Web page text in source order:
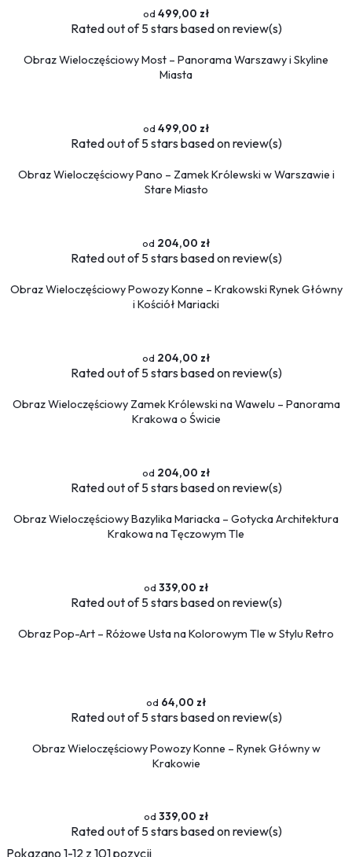
499,00 zł
Ratedout of 5 stars based onreview(s)
Obraz Wieloczęściowy Most – Panorama Warszawy i Skyline
Miasta
499,00 zł
Ratedout of 5 stars based onreview(s)
Obraz Wieloczęściowy Pano – Zamek Królewski w Warszawie i
Stare Miasto
204,00 zł
Ratedout of 5 stars based onreview(s)
Obraz Wieloczęściowy Powozy Konne – Krakowski Rynek Główny
i Kościół Mariacki
204,00 zł
Ratedout of 5 stars based onreview(s)
Obraz Wieloczęściowy Zamek Królewski na Wawelu – Panorama
Krakowa o Świcie
204,00 zł
Ratedout of 5 stars based onreview(s)
Obraz Wieloczęściowy Bazylika Mariacka – Gotycka Architektura
Krakowa na Tęczowym Tle
339,00 zł
Ratedout of 5 stars based onreview(s)
Obraz Pop-Art – Różowe Usta na Kolorowym Tle w Stylu Retro
64,00 zł
Ratedout of 5 stars based onreview(s)
Obraz Wieloczęściowy Powozy Konne – Rynek Główny w
Krakowie
339,00 zł
Ratedout of 5 stars based onreview(s)
Pokazano 1-12 z 101 pozycji